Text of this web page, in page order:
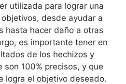
utilizada para lograr una
desde ayudar a
hasta hacer daño a otras
es importante tener en
de los hechizos y
son 100% precisos, y que
logra el objetivo deseado.